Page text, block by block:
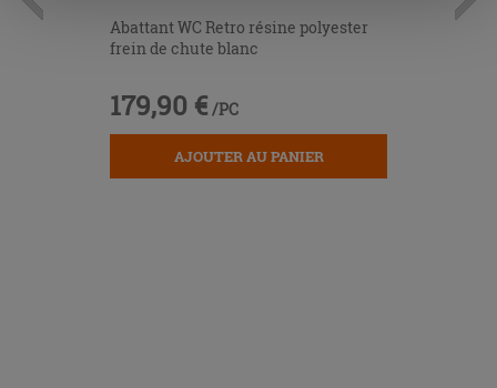
cliquant sur la touche « Acceptez tout ». En cliquant sur
la touche « X », vous pourrez continuer à naviguer après
Abattant WC Retro résine polyester
frein de chute blanc
179,90 € /PC
AJOUTER AU PANIER